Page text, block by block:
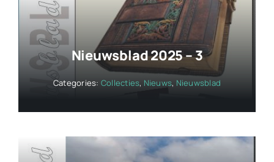
Nieuwsblad 2025 – 3
Categories: Collecties, Nieuws, Nieuwsblad